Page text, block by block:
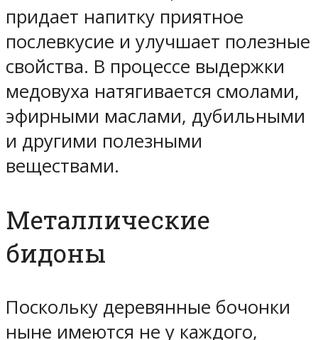
придает напитку приятное
послевкусие и улучшает полезные
свойства. В процессе выдержки
медовуха натягивается смолами,
эфирными маслами, дубильными
и другими полезными
веществами.
Металлические
бидоны
Поскольку деревянные бочонки
ныне имеются не у каждого,